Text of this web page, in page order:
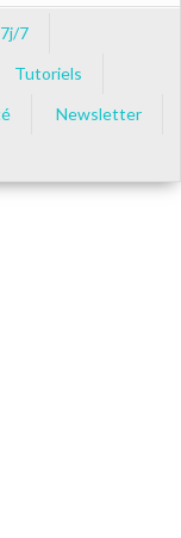
7
Tutoriels
Newsletter